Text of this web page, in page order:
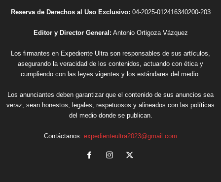
Reserva de Derechos al Uso Exclusivo: 04-2025-012416340200-203
Editor y Director General: Antonio Ortigoza Vázquez
Los firmantes en Expediente Ultra son responsables de sus artículos,
asegurando la veracidad de los contenidos, actuando con ética y
cumpliendo con las leyes vigentes y los estándares del medio.
Los anunciantes deben garantizar que el contenido de sus anuncios sea
veraz, sean honestos, legales, respetuosos y alineados con las políticas
del medio donde se publican.
Contáctanos: expedienteultra2023@gmail.com